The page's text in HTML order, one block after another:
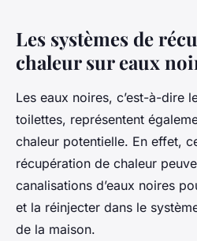
Les systèmes de
chaleur sur eaux
Les eaux noires, c’est-à-dire
toilettes, représentent
chaleur potentielle. En effet,
récupération de chaleur
canalisations d’eaux noires
et la réinjecter dans le
de la maison.